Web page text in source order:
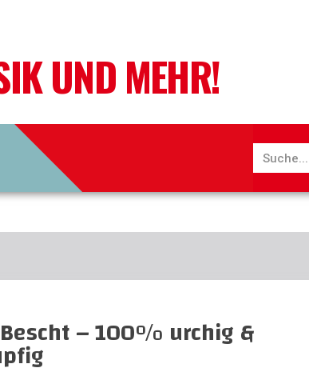
UND MEHR!
– 100% urchig &